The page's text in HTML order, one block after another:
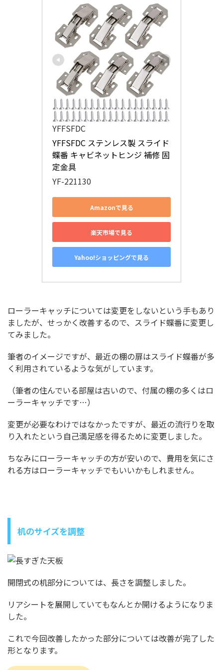
YFFSFDC
YFFSFDC ステンレス製 スライド
蝶番 キャビネットヒンジ 補修 固
定金具
YF-221130
Amazonで見る
楽天市場で見る
Yahoo!ショッピングで見る
ローラーキャッチについては変更をしないという手もあり
ましたが、せっかく改善するので、スライド蝶番に変更し
てみました。
筆者のイメージですが、最近の棚の扉はスライド蝶番が多
く利用されているような気がしています。
（筆者の住んでいる部屋は古いので、付属の棚の多くはロ
ーラーキャッチです…）
変更が必要なわけではなかったですが、最近の流行りを取
り入れたという自己満足感を得るために変更しました。
ちなみにローラーキャッチの方が安いので、費用を気にさ
れる方はローラーキャッチでもいいかもしれません。
机のサイズを調整
開閉式の机部分については、長さを調整しました。
リアシートを展開していてもなんとか開けるようになりま
した。
これで今回改善したかった部分については改善が完了した
形となります。